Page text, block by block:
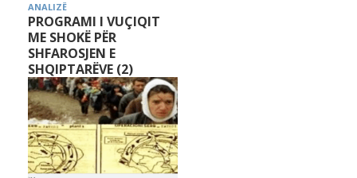
ANALIZË
PROGRAMI I VUÇIQIT
ME SHOKË PËR
SHFAROSJEN E
SHQIPTARËVE (2)